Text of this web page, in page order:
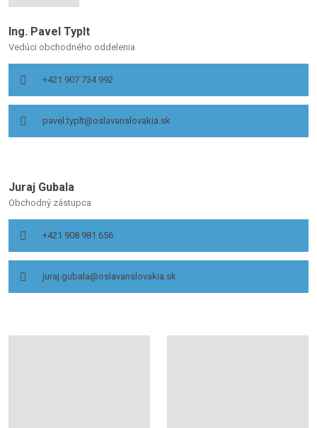
Ing. Pavel Typlt
Vedúci obchodného oddelenia
+421 907 734 992
pavel.typlt@oslavanslovakia.sk
Juraj Gubala
Obchodný zástupca
+421 908 981 656
juraj.gubala@oslavanslovakia.sk